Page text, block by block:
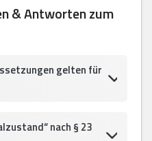
& Antworten zum
gelten für
nach § 23